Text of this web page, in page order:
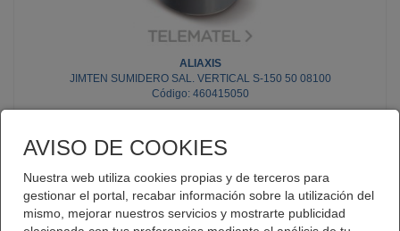
ALIAXIS
JIMTEN SUMIDERO SAL. VERTICAL S-150 50 08100
Código: 460415050
Stock: 24
AVISO DE COOKIES
Nuestra web utiliza cookies propias y de terceros para
gestionar el portal, recabar información sobre la utilización del
mismo, mejorar nuestros servicios y mostrarte publicidad